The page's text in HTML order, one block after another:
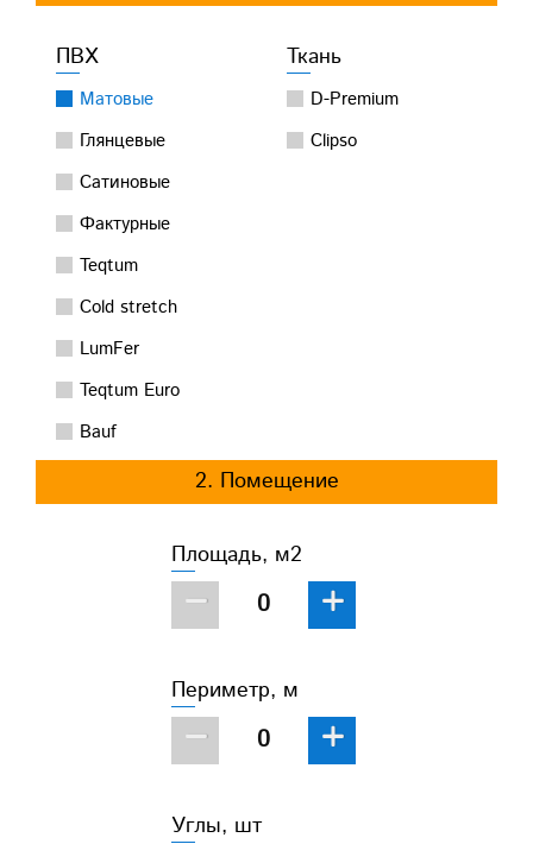
ПВХ
Матовые
Глянцевые
Сатиновые
Фактурные
Teqtum
Cold stretch
LumFer
Teqtum Euro
Bauf
Ткань
D-Premium
Clipso
2. Помещение
Площадь, м2
− +
Периметр, м
− +
Углы, шт